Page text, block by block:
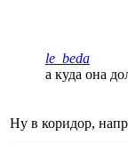
le_beda
а куда она
Ну в коридор,